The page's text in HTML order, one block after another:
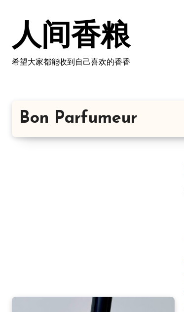
人间香粮
希望大家都能收到自己喜欢的香香
Bon Parfumeur